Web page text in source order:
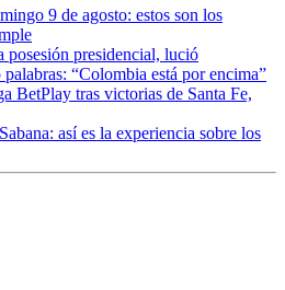
9 de agosto: estos son los
posesión presidencial, lució
palabras: “Colombia está por encima”
BetPlay tras victorias de Santa Fe,
así es la experiencia sobre los